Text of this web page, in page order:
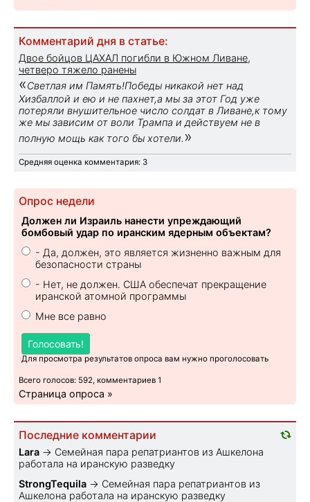
Комментарий дня в статье:
Двое бойцов ЦАХАЛ погибли в Южном Ливане,
четверо тяжело ранены
«Светлая им Память!Победы никакой нет над
Хизбаллой и ею и не пахнет,а мы за этот Год уже
потеряли внушительное число солдат в Ливане,к тому
же мы зависим от воли Трампа и действуем не в
полную мощь как того бы хотели. »
Средняя оценка комментария: 3
Опрос недели
Должен ли Израиль нанести упреждающий
бомбовый удар по иранским ядерным объектам?
- Да, должен, это является жизненно важным для
безопасности страны
- Нет, не должен. США обеспечат прекращение
иранской атомной программы
Мне все равно
Голосовать!
Для просмотра результатов опроса вам нужно проголосовать
Всего голосов: 592, комментариев 1
Страница опроса »
Последние комментарии
Lara → Семейная пара репатриантов из Ашкелона
работала на иранскую разведку
StrongTequila → Семейная пара репатриантов из
Ашкелона работала на иранскую разведку